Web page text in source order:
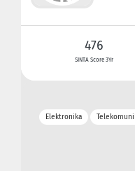
476
SINTA Score 3Yr
Elektronika